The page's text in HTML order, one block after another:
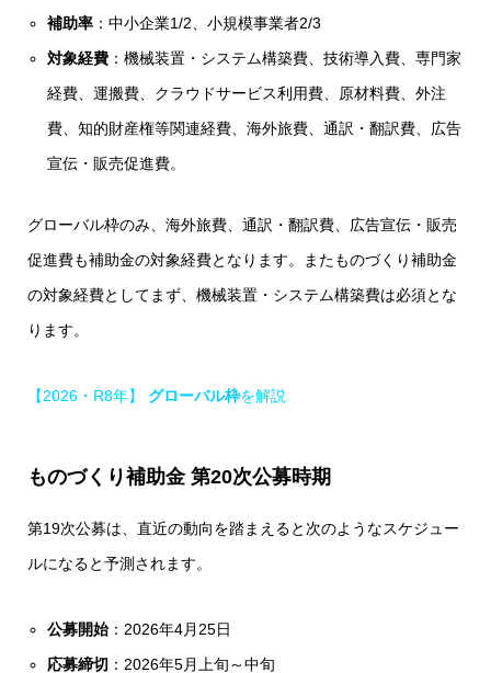
補助率 ：中小企業1/2、小規模事業者2/3
対象経費 ：機械装置・システム構築費、技術導入費、専門家
経費、運搬費、クラウドサービス利用費、原材料費、外注
費、知的財産権等関連経費、海外旅費、通訳・翻訳費、広告
宣伝・販売促進費。
グローバル枠のみ、海外旅費、通訳・翻訳費、広告宣伝・販売
促進費も補助金の対象経費となります。またものづくり補助金
の対象経費としてまず、機械装置・システム構築費は必須とな
ります。
【2026・R8年】 グローバル枠を解説
ものづくり補助金 第20次公募時期
第19次公募は、直近の動向を踏まえると次のようなスケジュー
ルになると予測されます。
公募開始：2026年4月25日
応募締切 ：2026年5月上旬～中旬